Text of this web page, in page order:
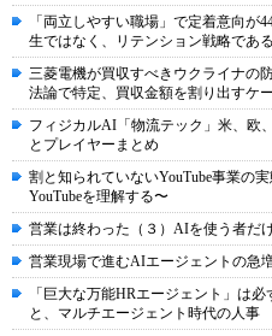
「両立しやすい職場」で定着意向が
生ではなく、リテンション戦略である
三菱電機が買収すべきウクライナの
法論で特定、買収金額を割り出すケ
フィジカルAI「物流テック」米、欧
とプレイヤーまとめ
割と知られていないYouTube事業の
YouTubeを理解する〜
営業は終わった（３）AIを使う者だ
営業現場で進むAIエージェントの急
「巨大な万能HRエージェント」は
と、マルチエージェント時代の人事